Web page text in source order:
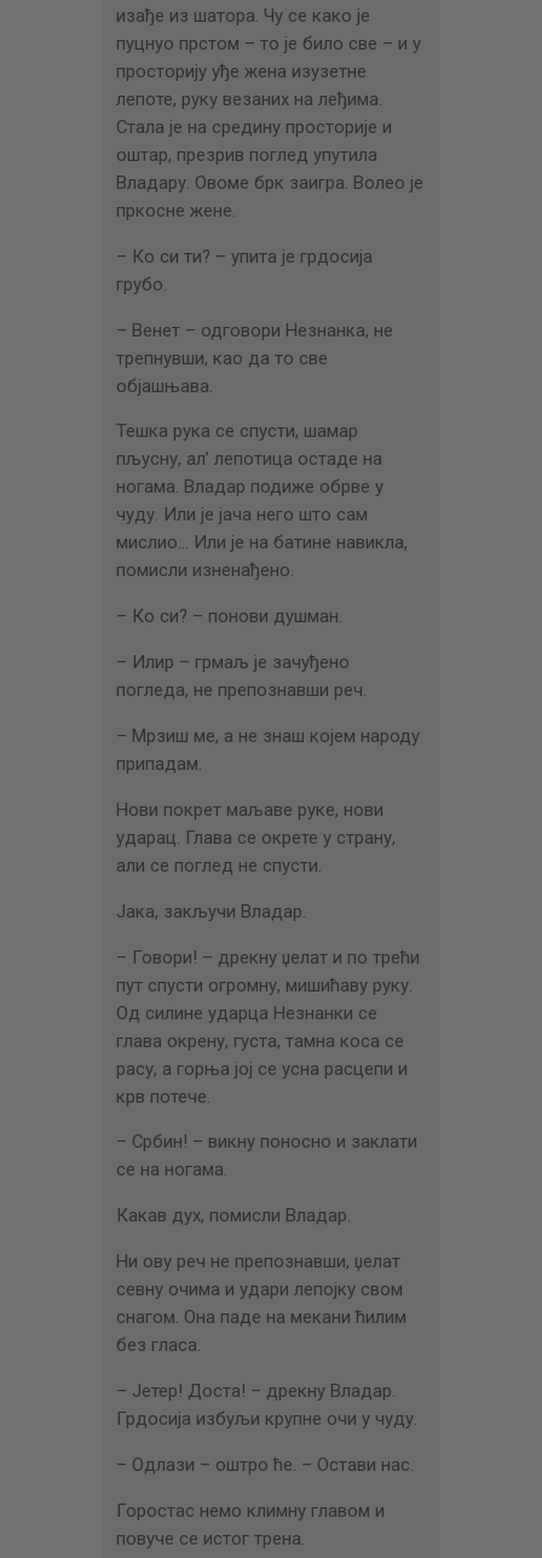
изађе из шатора. Чу се како је
пуцнуо прстом – то је било све – и у
просторију уђе жена изузетне
лепоте, руку везаних на леђима.
Стала је на средину просторије и
оштар, презрив поглед упутила
Владару. Овоме брк заигра. Волео је
пркосне жене.
– Ко си ти? – упита је грдосија
грубо.
– Венет – одговори Незнанка, не
трепнувши, као да то све
објашњава.
Тешка рука се спусти, шамар
пљусну, ал’ лепотица остаде на
ногама. Владар подиже обрве у
чуду. Или је јача него што сам
мислио… Или је на батине навикла,
помисли изненађено.
– Ко си? – понови душман.
– Илир – грмаљ је зачуђено
погледа, не препознавши реч.
– Мрзиш ме, а не знаш којем народу
припадам.
Нови покрет маљаве руке, нови
ударац. Глава се окрете у страну,
али се поглед не спусти.
Јака, закључи Владар.
– Говори! – дрекну џелат и по трећи
пут спусти огромну, мишићаву руку.
Од силине ударца Незнанки се
глава окрену, густа, тамна коса се
расу, а горња јој се усна расцепи и
крв потече.
– Србин! – викну поносно и заклати
се на ногама.
Какав дух, помисли Владар.
Ни ову реч не препознавши, џелат
севну очима и удари лепојку свом
снагом. Она паде на мекани ћилим
без гласа.
– Јетер! Доста! – дрекну Владар.
Грдосија избуљи крупне очи у чуду.
– Одлази – оштро ће. – Остави нас.
Горостас немо климну главом и
повуче се истог трена.